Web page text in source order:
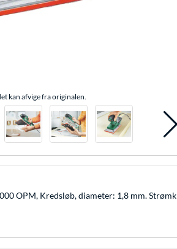
kan afvige fra originalen.
OPM, Kredsløb, diameter: 1,8 mm.